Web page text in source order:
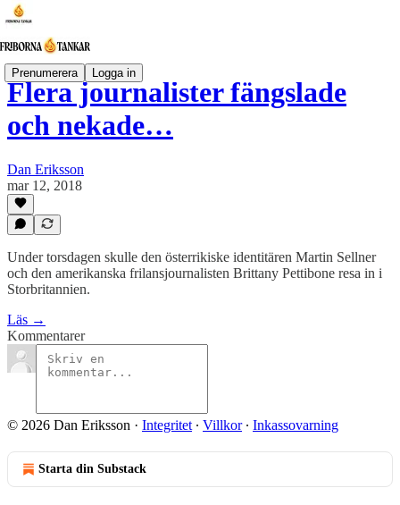
Prenumerera Logga in
Flera journalister fängslade
och nekade…
Dan Eriksson
mar 12, 2018
Under torsdagen skulle den österrikiske identitären Martin Sellner
och den amerikanska frilansjournalisten Brittany Pettibone resa in i
Storbritannien.
Läs →
Kommentarer
© 2026 Dan Eriksson · Integritet ∙ Villkor∙ Inkassovarning
Starta din Substack